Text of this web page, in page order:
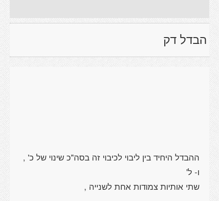
הבדל דק
ההבדל היחיד בין ליבוי לכיבוי זה בסה"כ שינוי של כ' ,